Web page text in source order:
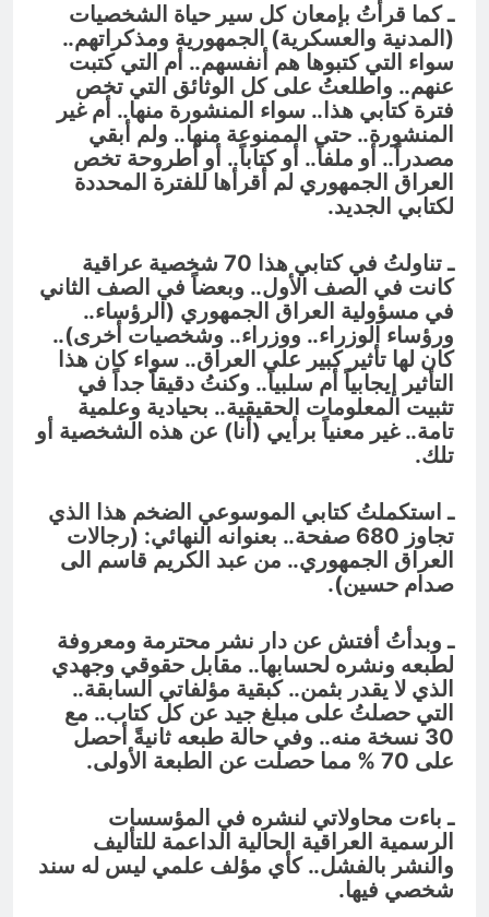
ـ كما قرأتُ بإمعان كل سير حياة الشخصيات
(المدنية والعسكرية) الجمهورية ومذكراتهم..
سواء التي كتبوها هم أنفسهم.. أم التي كتبت
عنهم.. واطلعتُ على كل الوثائق التي تخص
فترة كتابي هذا.. سواء المنشورة منها.. أم غير
المنشورة.. حتى الممنوعة منها.. ولم أبقي
مصدراً.. أو ملفاً.. أو كتاباً.. أو أطروحة تخص
العراق الجمهوري لم أقرأها للفترة المحددة
لكتابي الجديد.
ـ تناولتُ في كتابي هذا 70 شخصية عراقية
كانت في الصف الأول.. وبعضاً في الصف الثاني
في مسؤولية العراق الجمهوري (الرؤساء..
ورؤساء الوزراء.. ووزراء.. وشخصيات أخرى)..
كان لها تأثير كبير على العراق.. سواء كان هذا
التأثير إيجابياً أم سلبياً.. وكنتُ دقيقاً جداً في
تثبيت المعلومات الحقيقية.. بحيادية وعلمية
تامة.. غير معنياً برأيي (أنا) عن هذه الشخصية أو
تلك.
ـ استكملتُ كتابي الموسوعي الضخم هذا الذي
تجاوز 680 صفحة.. بعنوانه النهائي: (رجالات
العراق الجمهوري.. من عبد الكريم قاسم الى
صدام حسين).
ـ وبدأتُ أفتش عن دار نشر محترمة ومعروفة
لطبعه ونشره لحسابها.. مقابل حقوقي وجهدي
الذي لا يقدر بثمن.. كبقية مؤلفاتي السابقة..
التي حصلتُ على مبلغ جيد عن كل كتاب.. مع
30 نسخة منه.. وفي حالة طبعه ثانيةً أحصل
على 70 % مما حصلت عن الطبعة الأولى.
ـ باءت محاولاتي لنشره في المؤسسات
الرسمية العراقية الحالية الداعمة للتأليف
والنشر بالفشل.. كأي مؤلف علمي ليس له سند
شخصي فيها.